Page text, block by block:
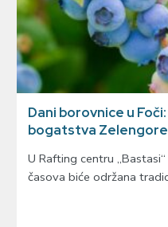
Dani borovnice u
bogatstva Zelengore
U Rafting centru
časova biće održana